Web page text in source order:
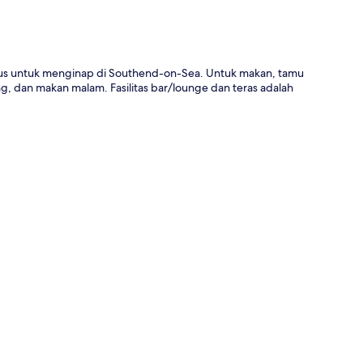
untuk menginap di Southend-on-Sea. Untuk makan, tamu
dan makan malam. Fasilitas bar/lounge dan teras adalah